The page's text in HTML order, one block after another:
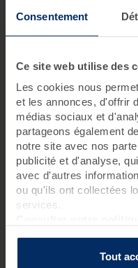
Consentement
Ce site web utilise des
Les cookies nous
et les annonces, d'offrir
médias sociaux et
partageons également
notre site avec nos
publicité et d'analyse,
avec d'autres
ou qu'ils ont collectées
services.
Tout